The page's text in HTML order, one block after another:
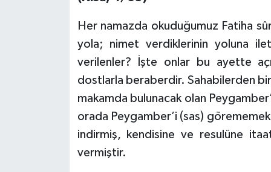
Her namazda okuduğumuz Fatiha
yola; nimet verdiklerinin yoluna
verilenler? İşte onlar bu ayette
dostlarla beraberdir. Sahabilerden
makamda bulunacak olan
orada Peygamber’i (sas)
indirmiş, kendisine ve resulüne
vermiştir.
Bitlis Müftülüğü
Bolu Müftülüğü
Bursa Müftülüğü
Çanakkale Müftülüğü
Makaleler
Duyurular